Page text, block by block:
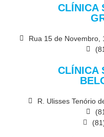
CLÍNICA
Rua 15 de Novembro,
CLÍNICA
R. Ulisses Tenório